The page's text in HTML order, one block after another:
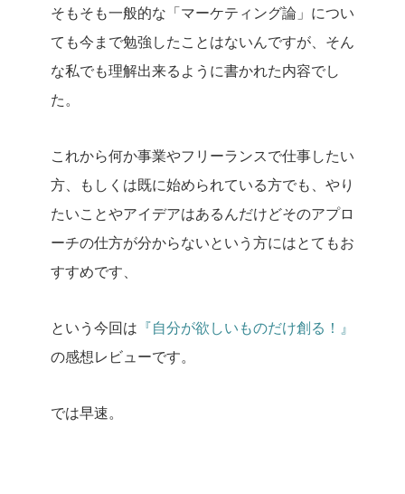
そもそも一般的な「マーケティング論」につい
ても今まで勉強したことはないんですが、そん
な私でも理解出来るように書かれた内容でし
た。
これから何か事業やフリーランスで仕事したい
方、もしくは既に始められている方でも、やり
たいことやアイデアはあるんだけどそのアプロ
ーチの仕方が分からないという方にはとてもお
すすめです、
という今回は 『自分が欲しいものだけ創る！』
の感想レビューです。
では早速。